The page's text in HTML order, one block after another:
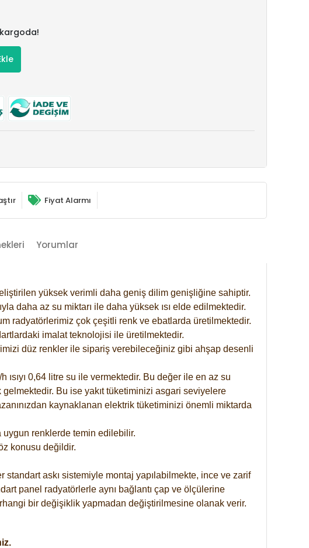
Fiyat Alarmı
Yorumlar
yüksek verimli daha geniş dilim genişliğine sahiptir.
daha az su miktarı ile daha yüksek ısı elde edilmektedir.
radyatörlerimiz çok çeşitli renk ve ebatlarda üretilmektedir.
imalat teknolojisi ile üretilmektedir.
düz renkler ile sipariş verebileceğiniz gibi ahşap desenli
ısıyı 0,64 litre su ile vermektedir. Bu değer ile en az su
gelmektedir. Bu ise yakıt tüketiminizi asgari seviyelere
kaynaklanan elektrik tüketiminizi önemli miktarda
renklerde temin edilebilir.
konusu değildir.
standart askı sistemiyle montaj yapılabilmekte, ince ve zarif
panel radyatörlerle aynı bağlantı çap ve ölçülerine
bir değişiklik yapmadan değiştirilmesine olanak verir.